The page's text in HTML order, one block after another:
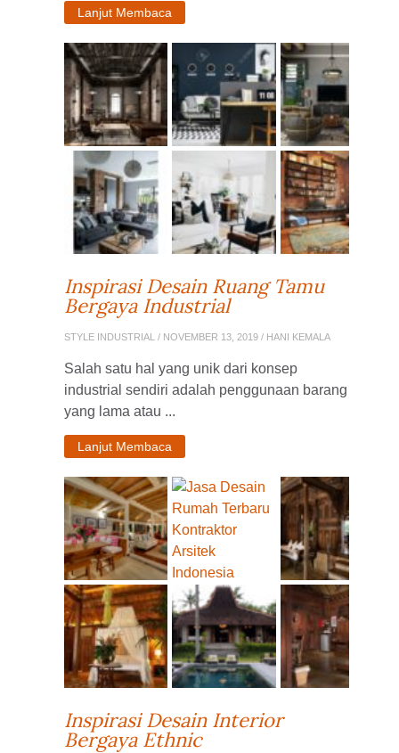
Lanjut Membaca
Inspirasi Desain Ruang Tamu
Bergaya Industrial
STYLE INDUSTRIAL / NOVEMBER 13, 2019 / HANI KEMALA
Salah satu hal yang unik dari konsep
industrial sendiri adalah penggunaan barang
yang lama atau ...
Lanjut Membaca
Inspirasi Desain Interior
Bergaya Ethnic